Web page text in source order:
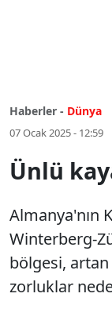
Haberler - Dünya
07 Ocak 2025 - 12:59
Ünlü
Almanya'nın
Winterberg-
bölgesi,
zorluklar